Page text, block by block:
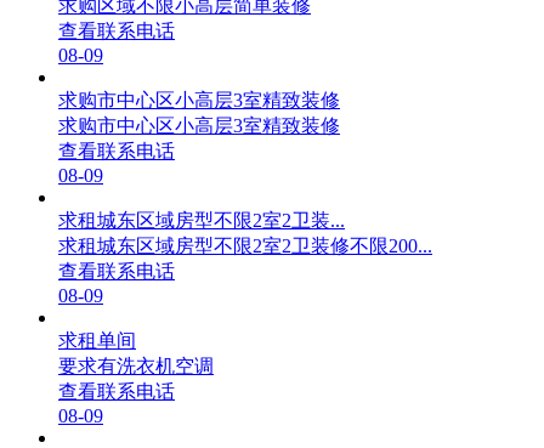
求购区域不限小高层简单装修
查看联系电话
08-09
求购市中心区小高层3室精致装修
求购市中心区小高层3室精致装修
查看联系电话
08-09
求租城东区域房型不限2室2卫装...
求租城东区域房型不限2室2卫装修不限200...
查看联系电话
08-09
求租单间
要求有洗衣机空调
查看联系电话
08-09